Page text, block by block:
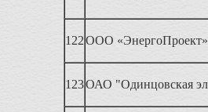
122ООО «ЭнергоПроект»
123ОАО "Одинцовская